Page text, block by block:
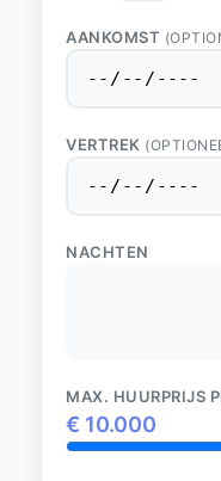
AANKOMST
VERTREK
NACHTEN
MAX. HUURPRIJS
€ 10.000